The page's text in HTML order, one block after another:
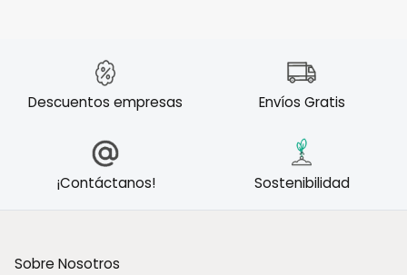
Descuentos empresas Envíos Gratis
¡Contáctanos! Sostenibilidad
Sobre Nosotros